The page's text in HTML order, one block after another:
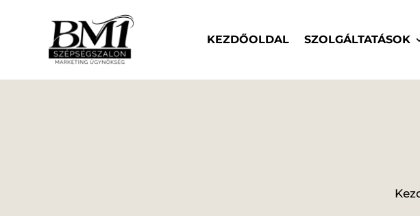
KEZDŐOLDAL SZOLGÁLTATÁSOK